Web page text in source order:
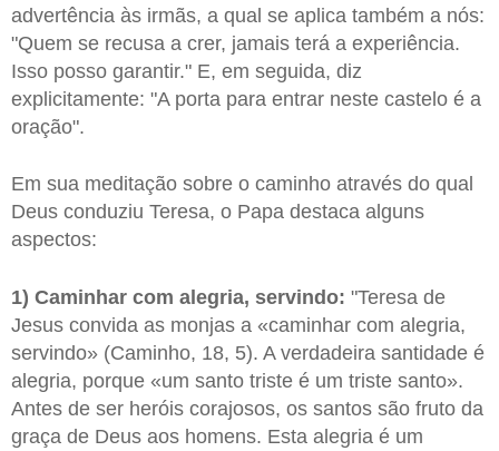
advertência às irmãs, a qual se aplica também a nós:
"Quem se recusa a crer, jamais terá a experiência.
Isso posso garantir." E, em seguida, diz
explicitamente: "A porta para entrar neste castelo é a
oração".
Em sua meditação sobre o caminho através do qual
Deus conduziu Teresa, o Papa destaca alguns
aspectos:
1) Caminhar com alegria, servindo: "Teresa de
Jesus convida as monjas a «caminhar com alegria,
servindo» (Caminho, 18, 5). A verdadeira santidade é
alegria, porque «um santo triste é um triste santo».
Antes de ser heróis corajosos, os santos são fruto da
graça de Deus aos homens. Esta alegria é um